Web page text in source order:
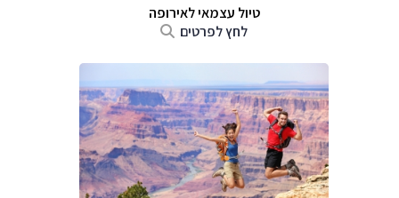
טיול עצמאי לאירופה
לחץ לפרטים